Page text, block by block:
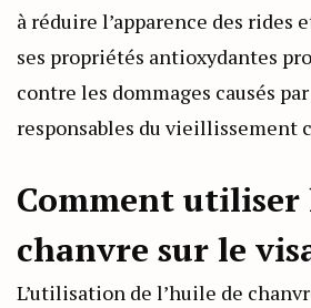
à réduire l’apparence des rides
ses propriétés antioxydantes
contre les dommages causés
responsables du vieillissement
Comment utiliser
chanvre sur le
L’utilisation de l’huile de